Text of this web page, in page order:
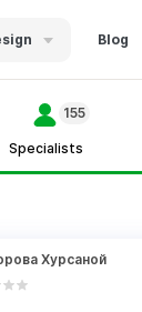
Blog
Specialists
155
Хурсаной